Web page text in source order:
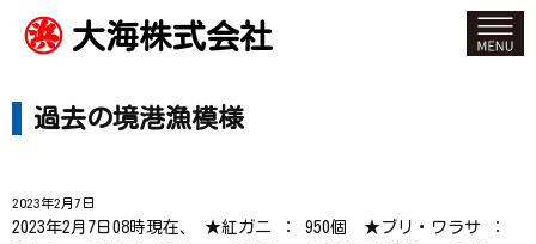
大海株式会社
過去の境港漁模様
2023年2月7日
2023年2月7日08時現在、 ★紅ガニ ： 950個 ★ブリ・ワラサ ：